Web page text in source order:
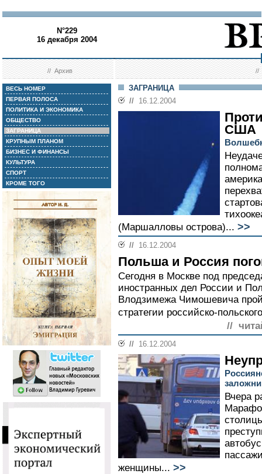
N°229
16 декабря 2004
//Архив //
ВЕСЬ НОМЕР
ПЕРВАЯ ПОЛОСА
ПОЛИТИКА И ЭКОНОМИКА
ОБЩЕСТВО
ЗАГРАНИЦА
КРУПНЫМ ПЛАНОМ
БИЗНЕС И ФИНАНСЫ
КУЛЬТУРА
СПОРТ
КРОМЕ ТОГО
ЗАГРАНИЦА
// 16.12.2004
США
(Маршалловы острова)... >>
// 16.12.2004
Польша и Россия
Сегодня в Москве под
иностранных дел России и
Влодзимежа Чимошевича
стратегии российско-
//
// 16.12.2004
Вчера
женщины... >>